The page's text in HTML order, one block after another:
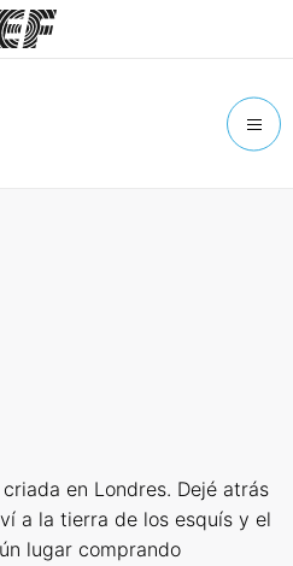
en Londres. Dejé atrás
a la tierra de los esquís y el
lugar comprando